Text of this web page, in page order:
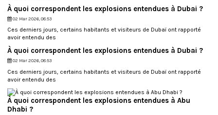
À quoi correspondent les explosions entendues à Dubai ?
02 Mar 2026, 08:53
Ces derniers jours, certains habitants et visiteurs de Dubaï ont rapporté
avoir entendu des
À quoi correspondent les explosions entendues à Dubai ?
02 Mar 2026, 08:53
Ces derniers jours, certains habitants et visiteurs de Dubaï ont rapporté
avoir entendu des
À quoi correspondent les explosions entendues à Abu
Dhabi ?